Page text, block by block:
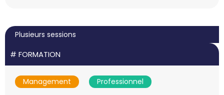
Plusieurs sessions
# FORMATION
Management Professionnel